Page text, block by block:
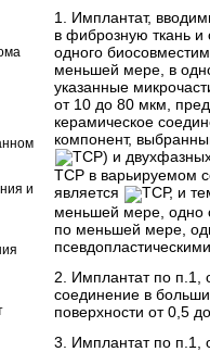
и
1. Имплантат,
в фиброзную ткань
одного
меньшей мере, в
указанные
от 10 до 80 мкм,
керамическое
компонент,
ТСР) и
TCP в варьируемом
является
ТСР, и
меньшей мере, одно
по меньшей мере,
2. Имплантат по п.1,
соединение в
поверхности от 0,5
3. Имплантат по п.1,